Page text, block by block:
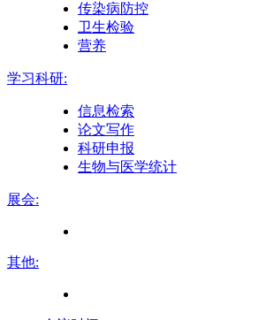
传染病防控
卫生检验
营养
学习科研:
信息检索
论文写作
科研申报
生物与医学统计
展会:
其他: